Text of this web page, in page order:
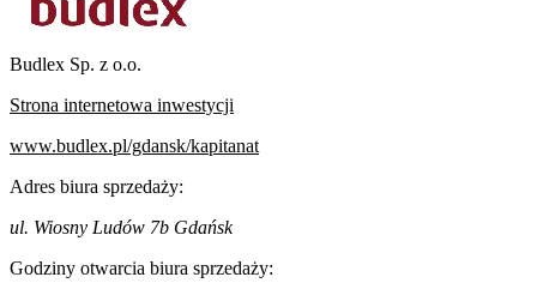
Budlex Sp. z o.o.
Strona internetowa inwestycji
www.budlex.pl/gdansk/kapitanat
Adres biura sprzedaży:
ul. Wiosny Ludów 7b Gdańsk
Godziny otwarcia biura sprzedaży: